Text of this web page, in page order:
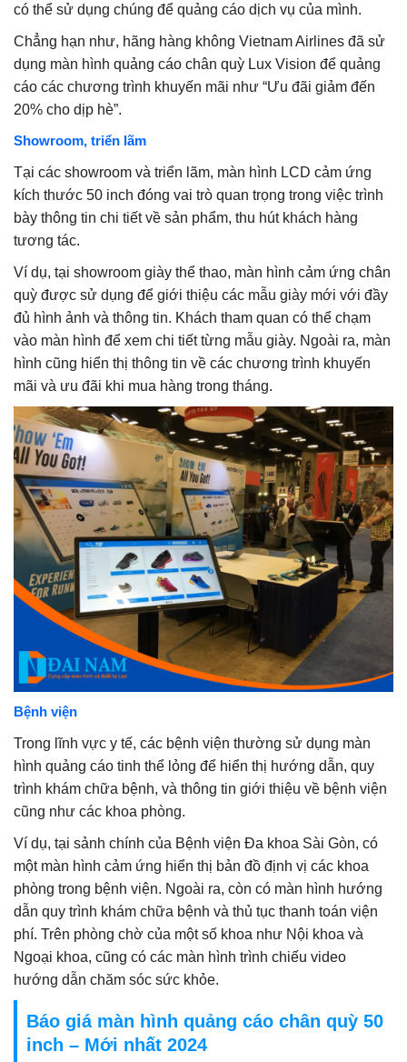
có thể sử dụng chúng để quảng cáo dịch vụ của mình.
Chẳng hạn như, hãng hàng không Vietnam Airlines đã sử
dụng màn hình quảng cáo chân quỳ Lux Vision để quảng
cáo các chương trình khuyến mãi như “Ưu đãi giảm đến
20% cho dịp hè”.
Showroom, triển lãm
Tại các showroom và triển lãm, màn hình LCD cảm ứng
kích thước 50 inch đóng vai trò quan trọng trong việc trình
bày thông tin chi tiết về sản phẩm, thu hút khách hàng
tương tác.
Ví dụ, tại showroom giày thể thao, màn hình cảm ứng chân
quỳ được sử dụng để giới thiệu các mẫu giày mới với đầy
đủ hình ảnh và thông tin. Khách tham quan có thể chạm
vào màn hình để xem chi tiết từng mẫu giày. Ngoài ra, màn
hình cũng hiển thị thông tin về các chương trình khuyến
mãi và ưu đãi khi mua hàng trong tháng.
Bệnh viện
Trong lĩnh vực y tế, các bệnh viện thường sử dụng màn
hình quảng cáo tinh thể lỏng để hiển thị hướng dẫn, quy
trình khám chữa bệnh, và thông tin giới thiệu về bệnh viện
cũng như các khoa phòng.
Ví dụ, tại sảnh chính của Bệnh viện Đa khoa Sài Gòn, có
một màn hình cảm ứng hiển thị bản đồ định vị các khoa
phòng trong bệnh viện. Ngoài ra, còn có màn hình hướng
dẫn quy trình khám chữa bệnh và thủ tục thanh toán viện
phí. Trên phòng chờ của một số khoa như Nội khoa và
Ngoại khoa, cũng có các màn hình trình chiếu video
hướng dẫn chăm sóc sức khỏe.
Báo giá màn hình quảng cáo chân quỳ 50
inch – Mới nhất 2024